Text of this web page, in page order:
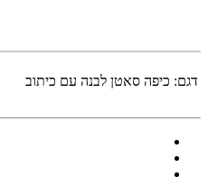
דגם: כיפה סאטן לבנה עם כיתוב